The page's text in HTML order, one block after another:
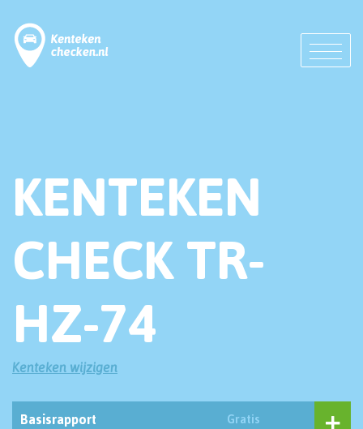
KENTEKEN
CHECK TR-
HZ-74
Kenteken wijzigen
Basisrapport Gratis